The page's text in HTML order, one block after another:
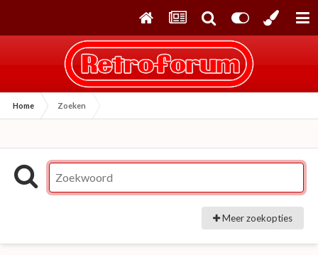
Home Zoeken
Meer zoekopties